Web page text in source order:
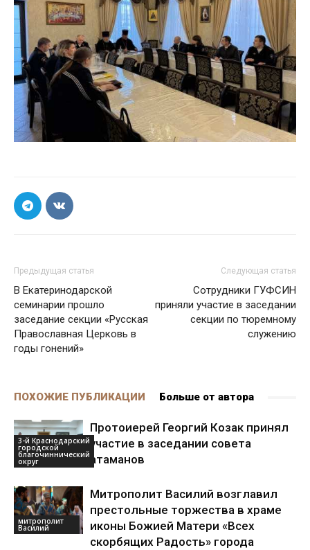
Предыдущая статья
В Екатеринодарской
семинарии прошло
заседание секции «Русская
Православная Церковь в
годы гонений»
Следующая статья
Сотрудники ГУФСИН
приняли участие в заседании
секции по тюремному
служению
ПОХОЖИЕ ПУБЛИКАЦИИ Больше от автора
3-й Краснодарский
городской
благочиннический
округ
Протоиерей Георгий Козак принял
участие в заседании совета
атаманов
митрополит
Василий
Митрополит Василий возглавил
престольные торжества в храме
иконы Божией Матери «Всех
скорбящих Радость» города